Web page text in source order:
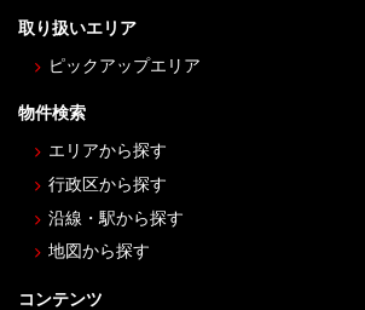
取り扱いエリア
ピックアップエリア
物件検索
エリアから探す
行政区から探す
沿線・駅から探す
地図から探す
コンテンツ